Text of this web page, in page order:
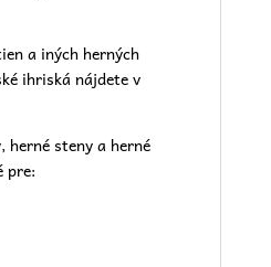
a iných herných
ihriská nájdete v
herné steny a herné
pre: